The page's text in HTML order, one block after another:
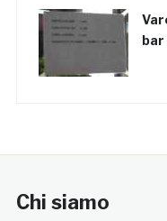
bar
Chi siamo